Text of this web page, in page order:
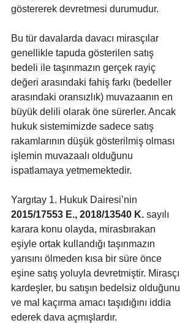
göstererek devretmesi durumudur.
Bu tür davalarda davacı mirasçılar
genellikle tapuda gösterilen satış
bedeli ile taşınmazın gerçek rayiç
değeri arasındaki fahiş farkı (bedeller
arasındaki oransızlık) muvazaanın en
büyük delili olarak öne sürerler. Ancak
hukuk sistemimizde sadece satış
rakamlarının düşük gösterilmiş olması
işlemin muvazaalı olduğunu
ispatlamaya yetmemektedir.
Yargıtay 1. Hukuk Dairesi’nin
2015/17553 E., 2018/13540 K. sayılı
karara konu olayda, mirasbırakan
eşiyle ortak kullandığı taşınmazın
yarısını ölmeden kısa bir süre önce
eşine satış yoluyla devretmiştir. Mirasçı
kardeşler, bu satışın bedelsiz olduğunu
ve mal kaçırma amacı taşıdığını iddia
ederek dava açmışlardır.